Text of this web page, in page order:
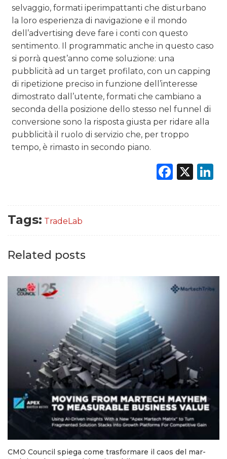
selvaggio, formati iperimpattanti che disturbano
la loro esperienza di navigazione e il mondo
dell’advertising deve fare i conti con questo
sentimento. Il programmatic anche in questo caso
si porrà quest’anno come soluzione: una
pubblicità ad un target profilato, con un capping
di ripetizione preciso in funzione dell’interesse
dimostrato dall’utente, formati che cambiano a
seconda della posizione dello stesso nel funnel di
conversione sono la risposta giusta per ridare alla
pubblicità il ruolo di servizio che, per troppo
tempo, è rimasto in secondo piano.
X
Tags: TradeLab
Related posts
CMO Council spiega come trasformare il caos del mar-